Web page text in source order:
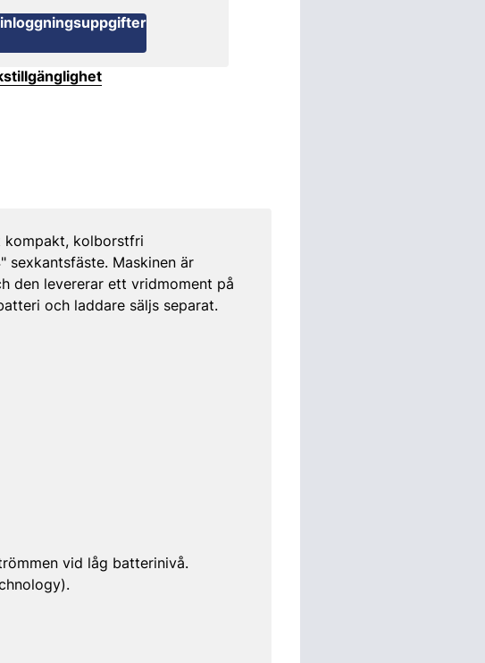
kompakt, kolborstfri
sexkantsfäste. Maskinen är
den levererar ett vridmoment på
och laddare säljs separat.
vid låg batterinivå.